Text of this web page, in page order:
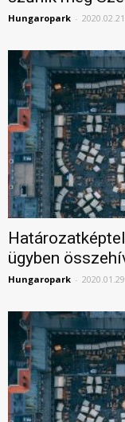
Hungaropark - 2020.02.21
ügyben
Hungaropark - 2020.01.29